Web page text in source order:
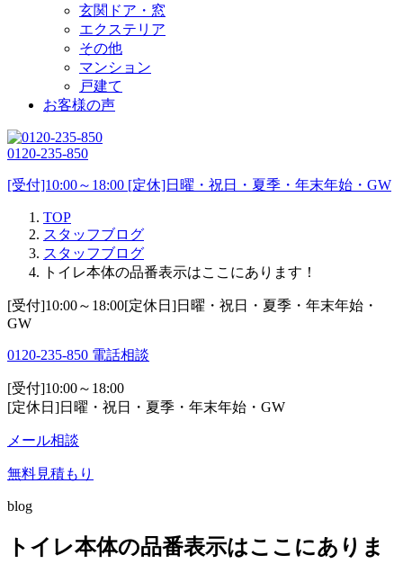
玄関ドア・窓
エクステリア
その他
マンション
戸建て
お客様の声
0120-235-850
[受付]10:00～18:00 [定休]日曜・祝日・夏季・年末年始・GW
TOP
スタッフブログ
スタッフブログ
トイレ本体の品番表示はここにあります！
[受付]10:00～18:00[定休日]日曜・祝日・夏季・年末年始・
GW
0120-235-850 電話相談
[受付]10:00～18:00
[定休日]日曜・祝日・夏季・年末年始・GW
メール相談
無料見積もり
blog
トイレ本体の品番表示はここにありま